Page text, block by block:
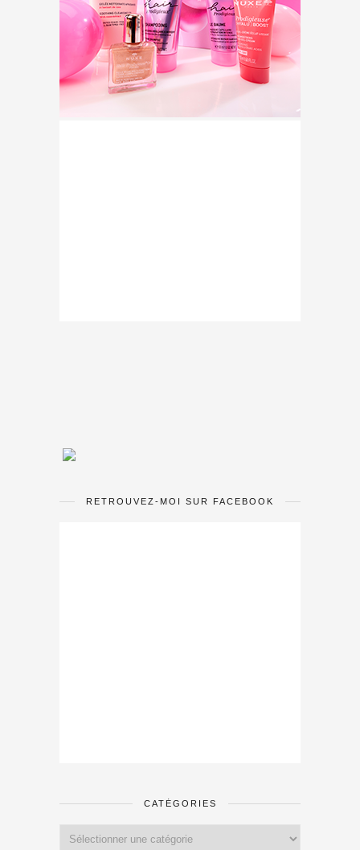
RETROUVEZ-MOI SUR FACEBOOK
CATÉGORIES